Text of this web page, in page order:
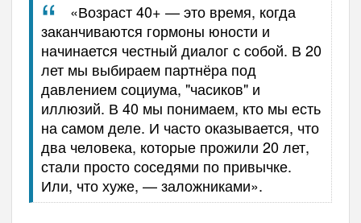
«Возраст 40+ — это время, когда
заканчиваются гормоны юности и
начинается честный диалог с собой. В 20
лет мы выбираем партнёра под
давлением социума, "часиков" и
иллюзий. В 40 мы понимаем, кто мы есть
на самом деле. И часто оказывается, что
два человека, которые прожили 20 лет,
стали просто соседями по привычке.
Или, что хуже, — заложниками».